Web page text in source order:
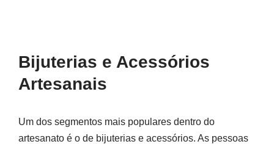
Bijuterias e Acessórios
Artesanais
Um dos segmentos mais populares dentro do
artesanato é o de bijuterias e acessórios. As pessoas